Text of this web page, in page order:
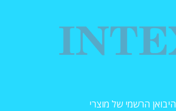
היבואן הרשמי של מוצרי